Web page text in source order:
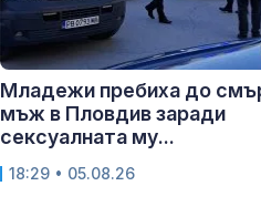
Младежи пребиха до
мъж в Пловдив заради
сексуалната му...
18:29 • 05.08.26